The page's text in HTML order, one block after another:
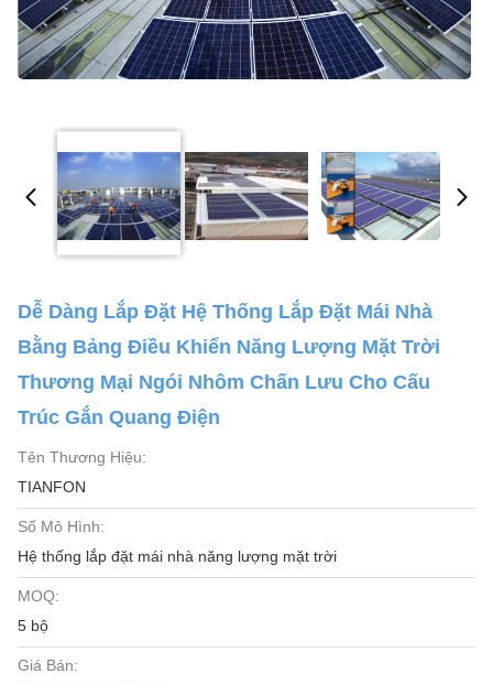
Dễ Dàng Lắp Đặt Hệ Thống Lắp Đặt Mái Nhà
Bằng Bảng Điều Khiển Năng Lượng Mặt Trời
Thương Mại Ngói Nhôm Chấn Lưu Cho Cấu
Trúc Gắn Quang Điện
Tên Thương Hiệu:
TIANFON
Số Mô Hình:
Hệ thống lắp đặt mái nhà năng lượng mặt trời
MOQ:
5 bộ
Giá Bán: